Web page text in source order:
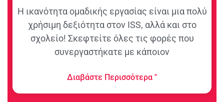
Η ικανότητα ομαδικής εργασίας είναι μια πολύ
χρήσιμη δεξιότητα στον ISS, αλλά και στο
σχολείο! Σκεφτείτε όλες τις φορές που
συνεργαστήκατε με κάποιον
Διαβάστε Περισσότερα "